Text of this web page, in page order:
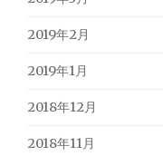
2019年2月
2019年1月
2018年12月
2018年11月